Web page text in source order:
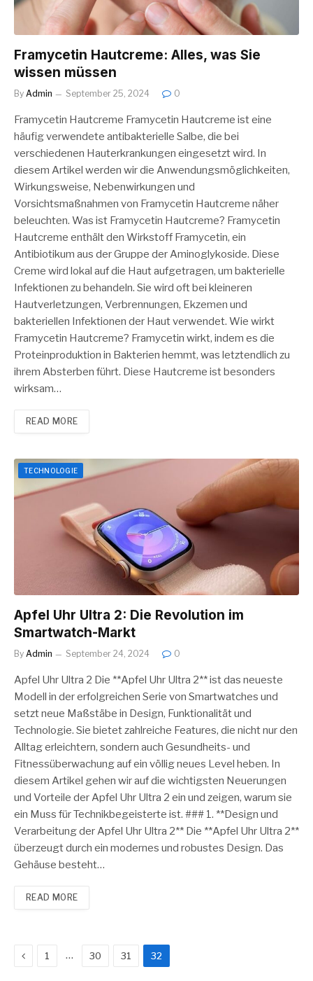
Framycetin Hautcreme: Alles, was Sie
wissen müssen
By Admin September 25, 2024 0
Framycetin Hautcreme Framycetin Hautcreme ist eine
häufig verwendete antibakterielle Salbe, die bei
verschiedenen Hauterkrankungen eingesetzt wird. In
diesem Artikel werden wir die Anwendungsmöglichkeiten,
Wirkungsweise, Nebenwirkungen und
Vorsichtsmaßnahmen von Framycetin Hautcreme näher
beleuchten. Was ist Framycetin Hautcreme? Framycetin
Hautcreme enthält den Wirkstoff Framycetin, ein
Antibiotikum aus der Gruppe der Aminoglykoside. Diese
Creme wird lokal auf die Haut aufgetragen, um bakterielle
Infektionen zu behandeln. Sie wird oft bei kleineren
Hautverletzungen, Verbrennungen, Ekzemen und
bakteriellen Infektionen der Haut verwendet. Wie wirkt
Framycetin Hautcreme? Framycetin wirkt, indem es die
Proteinproduktion in Bakterien hemmt, was letztendlich zu
ihrem Absterben führt. Diese Hautcreme ist besonders
wirksam…
READ MORE
TECHNOLOGIE
Apfel Uhr Ultra 2: Die Revolution im
Smartwatch-Markt
By Admin September 24, 2024 0
Apfel Uhr Ultra 2 Die **Apfel Uhr Ultra 2** ist das neueste
Modell in der erfolgreichen Serie von Smartwatches und
setzt neue Maßstäbe in Design, Funktionalität und
Technologie. Sie bietet zahlreiche Features, die nicht nur den
Alltag erleichtern, sondern auch Gesundheits- und
Fitnessüberwachung auf ein völlig neues Level heben. In
diesem Artikel gehen wir auf die wichtigsten Neuerungen
und Vorteile der Apfel Uhr Ultra 2 ein und zeigen, warum sie
ein Muss für Technikbegeisterte ist. ### 1. **Design und
Verarbeitung der Apfel Uhr Ultra 2** Die **Apfel Uhr Ultra 2**
überzeugt durch ein modernes und robustes Design. Das
Gehäuse besteht…
READ MORE
Previous
1 … 30 31 32